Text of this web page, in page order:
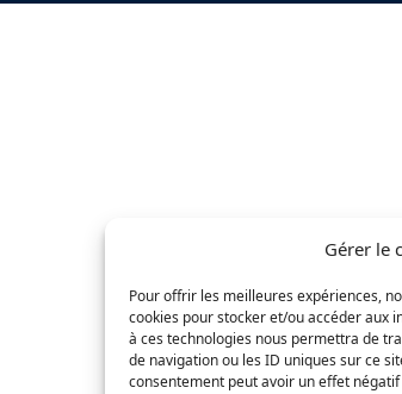
Gérer le
Pour offrir les meilleures expériences,
cookies pour stocker et/ou accéder aux
à ces technologies nous permettra de
de navigation ou les ID uniques sur ce
consentement peut avoir un effet